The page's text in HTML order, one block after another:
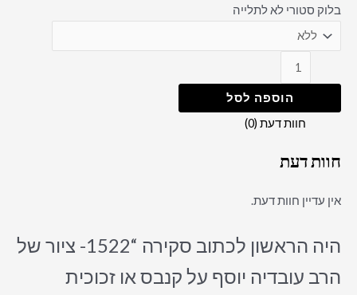
בלוק סטורי לא לתלייה
הוספה לסל
חוות דעת (0)
חוות דעת
אין עדיין חוות דעת.
היה הראשון לכתוב סקירה “1522- ציור של
הרב עובדיה יוסף על קנבס או זכוכית